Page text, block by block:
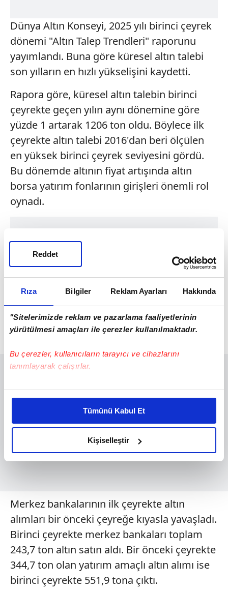
Rıza Bilgiler Reklam Ayarları Hakkında
"Sitelerimizde reklam ve pazarlama faaliyetlerinin
yürütülmesi amaçları ile çerezler kullanılmaktadır.
Bu çerezler, kullanıcıların tarayıcı ve cihazlarını
tanımlayarak çalışırlar.
Bu çerezlere izin vermeniz halinde sizlere özel
daha iyi reklam deneyimi yaşatabiliriz. Bunu yaparken
amacımızın size daha iyi bir reklam deneyimi sunmak
olduğunu ve sizlere en iyi içerikleri sunabilmek adına
elimizden gelen çabayı gösterdiğimizi ve bu noktada,
reklamların maliyetlerimizi karşılamak noktasında tek gelir
Her halükârda, kullanıcılar, bu çerezlere izin vermedikleri
takdirde, kullanıcılara hedefli reklamlar
gösterilmeyecektir."
Sizlere daha iyi bir hizmet sunabilmek için İnternet
Sitemizde kendimize ve üçüncü kişilere ait çerezler
kullanılmaktadır. Bu çerezler vasıtasıyla çeşitli kişisel
verileriniz işlenmekte olup gerekli olan çerezler bilgi
Tümünü Kabul Et
Kişiselleştir
Reddet
Dünya Altın Konseyi, 2025 yılı birinci çeyrek
dönemi "Altın Talep Trendleri" raporunu
yayımlandı. Buna göre küresel altın talebi
son yılların en hızlı yükselişini kaydetti.
Rapora göre, küresel altın talebin birinci
çeyrekte geçen yılın aynı dönemine göre
yüzde 1 artarak 1206 ton oldu. Böylece ilk
çeyrekte altın talebi 2016'dan beri ölçülen
en yüksek birinci çeyrek seviyesini gördü.
Bu dönemde altının fiyat artışında altın
borsa yatırım fonlarının girişleri önemli rol
oynadı.
Merkez bankalarının ilk çeyrekte altın
alımları bir önceki çeyreğe kıyasla yavaşladı.
Birinci çeyrekte merkez bankaları toplam
243,7 ton altın satın aldı. Bir önceki çeyrekte
344,7 ton olan yatırım amaçlı altın alımı ise
birinci çeyrekte 551,9 tona çıktı.